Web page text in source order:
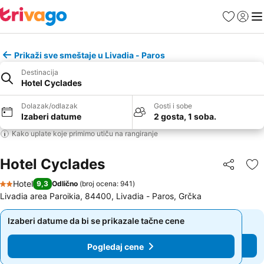
FavoritiPrijavi
Prikaži sve smeštaje u Livadia - Paros
Destinacija
Hotel Cyclades
Dolazak/odlazak
Izaberi datume
Gosti i sobe
2 gosta, 1 soba.
Kako uplate koje primimo utiču na rangiranje
Hotel Cyclades Deli
2 Zvezdice
Hotel 9,3 Odlično (broj ocena: 941)
Livadia area Paroikia, 84400, Livadia - Paros, Grčka
Izaberi datume da bi se prikazale tačne cene
Pogledaj cene
Izaberi datume da bi se prikazale tačne cene
Pogledaj cene